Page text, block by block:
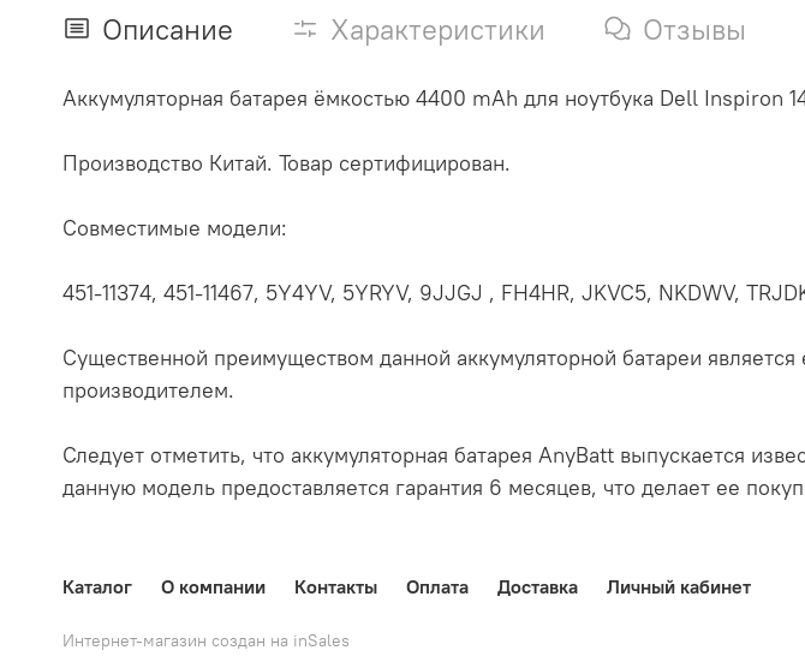
Описание Характеристики Отзывы
Аккумуляторная батарея ёмкостью 4400 mAh для ноутбука Dell Inspiron
Производство Китай. Товар сертифицирован.
Совместимые модели:
451-11374, 451-11467, 5Y4YV, 5YRYV, 9JJGJ , FH4HR, JKVC5, NKDWV,
Существенной преимуществом данной аккумуляторной батареи
производителем.
Следует отметить, что аккумуляторная батарея AnyBatt выпускается
данную модель предоставляется гарантия 6 месяцев, что делает ее
Каталог О компании Контакты Оплата Доставка Личный кабинет
Интернет-магазин создан на inSales